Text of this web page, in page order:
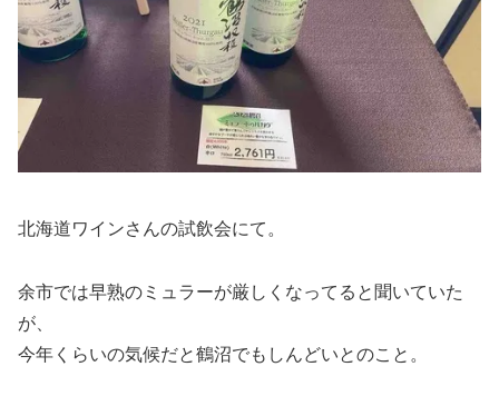
北海道ワインさんの試飲会にて。
余市では早熟のミュラーが厳しくなってると聞いていた
が、
今年くらいの気候だと鶴沼でもしんどいとのこと。